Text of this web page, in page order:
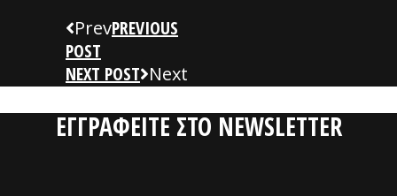
PrevPREVIOUS
POST
NEXT POST Next
ΕΓΓΡΑΦΕΙΤΕ ΣΤΟ NEWSLETTER